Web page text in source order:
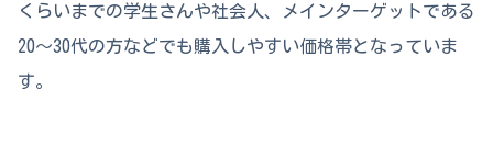
くらいまでの学生さんや社会人、メインターゲットである
20〜30代の方などでも購入しやすい価格帯となっていま
す。